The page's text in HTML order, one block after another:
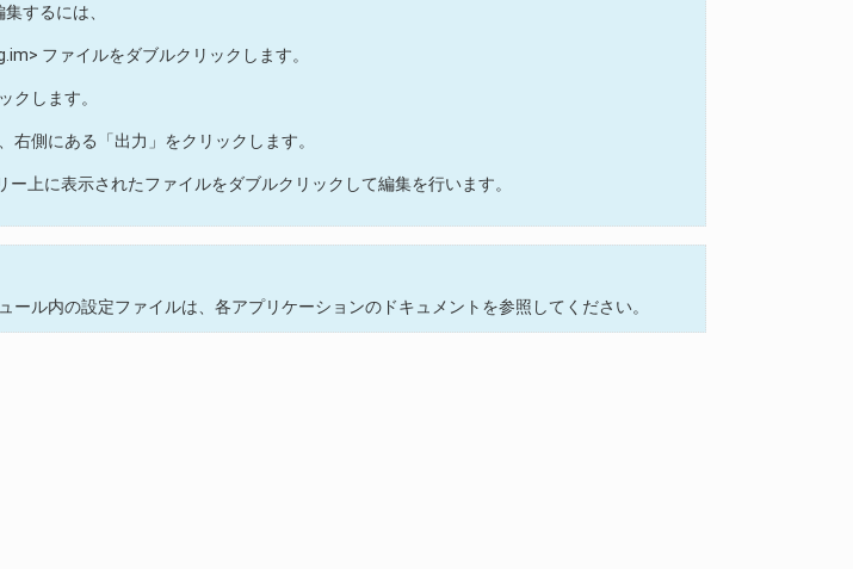
するには、
ファイルをダブルクリックします。
クします。
右側にある「出力」をクリックします。
ー上に表示されたファイルをダブルクリックして編集を行います。
ール内の設定ファイルは、各アプリケーションのドキュメントを参照してください。